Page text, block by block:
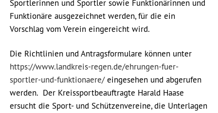
Sportlerinnen und Sportler sowie Funktionärinnen und
Funktionäre ausgezeichnet werden, für die ein
Vorschlag vom Verein eingereicht wird.
Die Richtlinien und Antragsformulare können unter
https://www.landkreis-regen.de/ehrungen-fuer-
sportler-und-funktionaere/eingesehen und abgerufen
werden. Der Kreissportbeauftragte Harald Haase
ersucht die Sport- und Schützenvereine, die Unterlagen